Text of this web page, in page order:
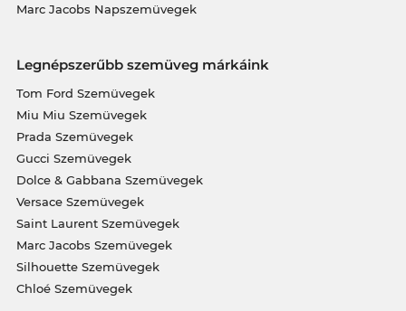
Marc Jacobs Napszemüvegek
Legnépszerűbb szemüveg márkáink
Tom Ford Szemüvegek
Miu Miu Szemüvegek
Prada Szemüvegek
Gucci Szemüvegek
Dolce & Gabbana Szemüvegek
Versace Szemüvegek
Saint Laurent Szemüvegek
Marc Jacobs Szemüvegek
Silhouette Szemüvegek
Chloé Szemüvegek